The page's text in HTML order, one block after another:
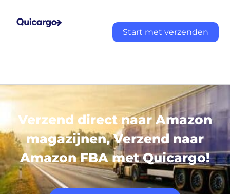
Start met verzenden
Verzend direct naar Amazon
magazijnen, Verzend naar
Amazon FBA met Quicargo!